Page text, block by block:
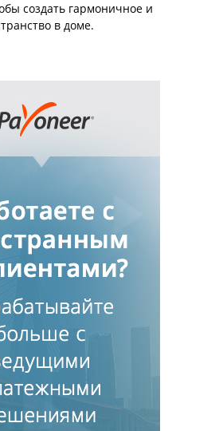
создать гармоничное и
в доме.